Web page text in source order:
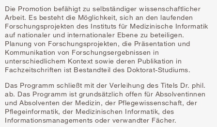
Die Promotion befähigt zu selbständiger wissenschaftlicher
Arbeit. Es besteht die Möglichkeit, sich an den laufenden
Forschungsprojekten des Instituts für Medizinische Informatik
auf nationaler und internationaler Ebene zu beteiligen.
Planung von Forschungsprojekten, die Präsentation und
Kommunikation von Forschungsergebnissen in
unterschiedlichem Kontext sowie deren Publikation in
Fachzeitschriften ist Bestandteil des Doktorat-Studiums.
Das Programm schließt mit der Verleihung des Titels Dr. phil.
ab. Das Programm ist grundsätzlich offen für Absolventinnen
und Absolventen der Medizin, der Pflegewissenschaft, der
Pflegeinformatik, der Medizinischen Informatik, des
Informationsmanagements oder verwandter Fächer.